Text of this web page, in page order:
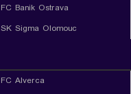
FC Banik Ostrava
SK Sigma Olomouc
FC Alverca